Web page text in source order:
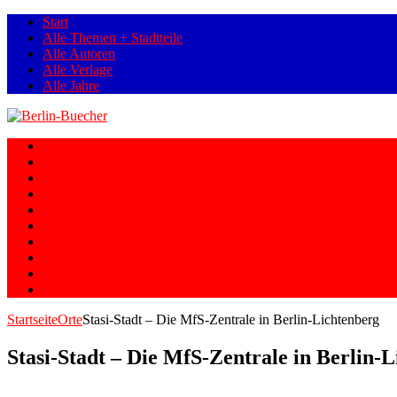
Start
Alle Themen + Stadtteile
Alle Autoren
Alle Verlage
Alle Jahre
StartseiteOrteStasi-Stadt – Die MfS-Zentrale in Berlin-Lichtenberg
Stasi-Stadt – Die MfS-Zentrale in Berlin-